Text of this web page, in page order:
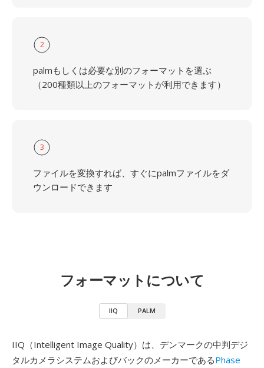
2
palmもしくは必要な別のフォーマットを選ぶ
（200種類以上のフォーマットが利用できます）
3
ファイルを変換すれば、すぐにpalmファイルをダ
ウンロードできます
フォーマットについて
IIQ PALM
IIQ（Intelligent Image Quality）は、デンマークの中判デジ
タルカメラシステムおよびバックのメーカーであるPhase